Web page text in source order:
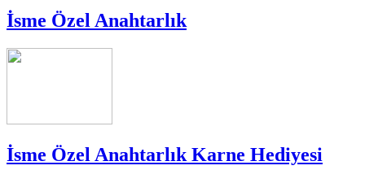
İsme Özel Anahtarlık
İsme Özel Anahtarlık Karne Hediyesi